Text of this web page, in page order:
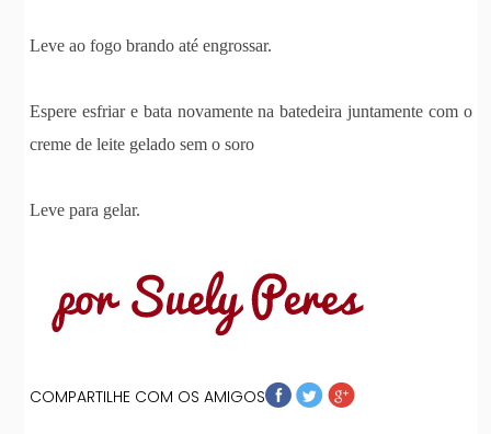
Leve ao fogo brando até engrossar.
Espere esfriar e bata novamente na batedeira juntamente com o
creme de leite gelado sem o soro
Leve para gelar.
COMPARTILHE COM OS AMIGOS